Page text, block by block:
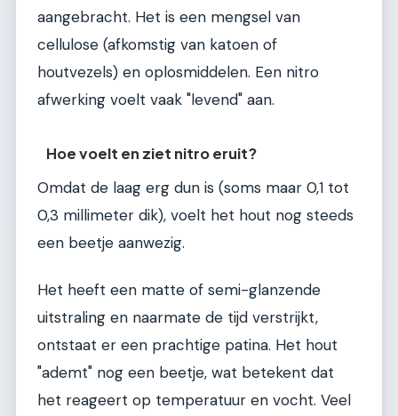
aangebracht. Het is een mengsel van
cellulose (afkomstig van katoen of
houtvezels) en oplosmiddelen. Een nitro
afwerking voelt vaak "levend" aan.
Hoe voelt en ziet nitro eruit?
Omdat de laag erg dun is (soms maar 0,1 tot
0,3 millimeter dik), voelt het hout nog steeds
een beetje aanwezig.
Het heeft een matte of semi-glanzende
uitstraling en naarmate de tijd verstrijkt,
ontstaat er een prachtige patina. Het hout
"ademt" nog een beetje, wat betekent dat
het reageert op temperatuur en vocht. Veel